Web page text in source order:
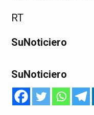
RT
SuNoticiero
SuNoticiero